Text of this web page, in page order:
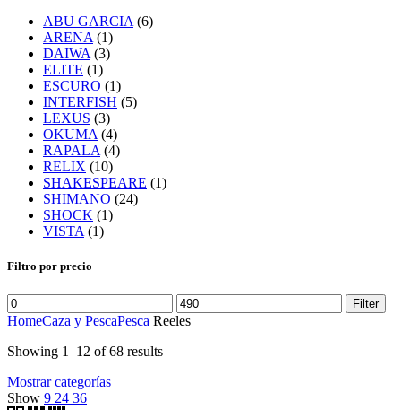
ABU GARCIA (6)
ARENA (1)
DAIWA (3)
ELITE (1)
ESCURO (1)
INTERFISH (5)
LEXUS (3)
OKUMA (4)
RAPALA (4)
RELIX (10)
SHAKESPEARE (1)
SHIMANO (24)
SHOCK (1)
VISTA (1)
Filtro por precio
Filter
HomeCaza y PescaPesca Reeles
Showing 1–12 of 68 results
Mostrar categorías
Show 9 24 36